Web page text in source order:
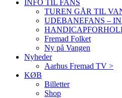
INFO TIL FANS
TUREN GÅR TIL
UDEBANEFANS –
Fremad Folket
Ny på Vangen
Nyheder
Aarhus Fremad TV >
KØB
Billetter
Shop